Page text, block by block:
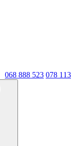
068 888 523 078